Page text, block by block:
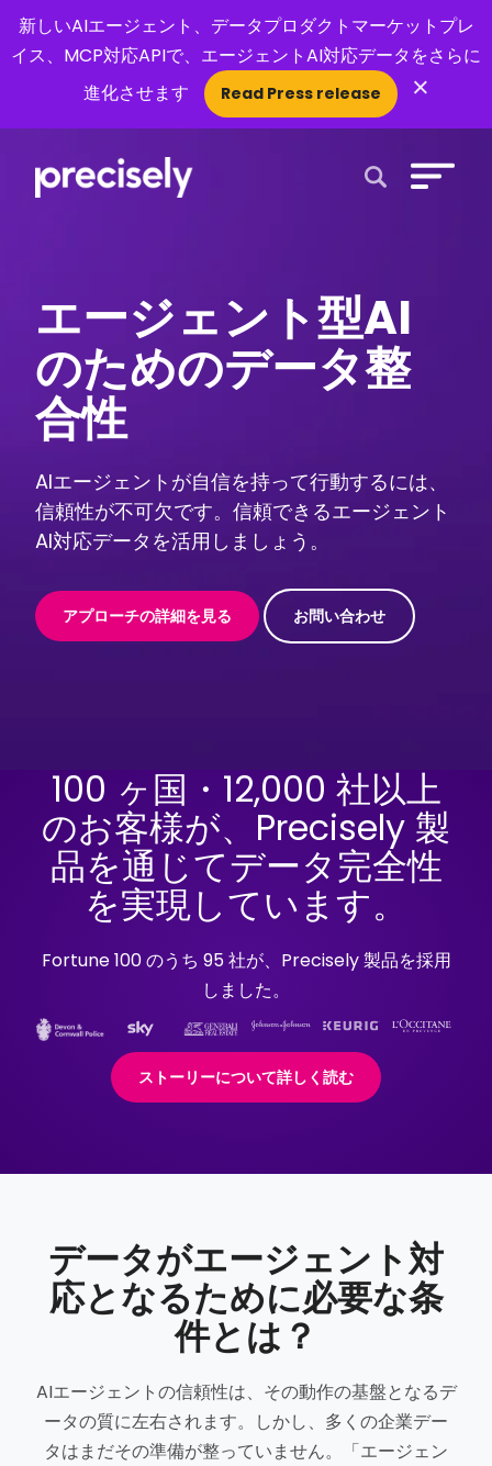
新しいAIエージェント、データプロダクトマーケットプレ
イス、MCP対応APIで、エージェントAI対応データをさらに
進化させます
Read Press release ×
エージェント型AI
のためのデータ整
合性
AIエージェントが自信を持って行動するには、
信頼性が不可欠です。信頼できるエージェント
AI対応データを活用しましょう。
アプローチの詳細を見る お問い合わせ
100 ヶ国・12,000 社以上
のお客様が、Precisely 製
品を通じてデータ完全性
を実現しています。
Fortune 100 のうち 95 社が、Precisely 製品を採用
しました。
ストーリーについて詳しく読む
データがエージェント対
応となるために必要な条
件とは？
AIエージェントの信頼性は、その動作の基盤となるデ
ータの質に左右されます。しかし、多くの企業デー
タはまだその準備が整っていません。「エージェン